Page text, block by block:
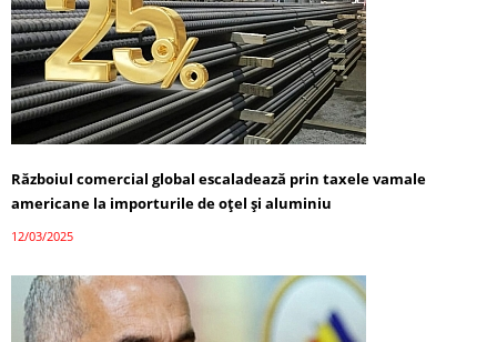
Războiul comercial global escaladează prin taxele vamale
americane la importurile de oțel și aluminiu
12/03/2025